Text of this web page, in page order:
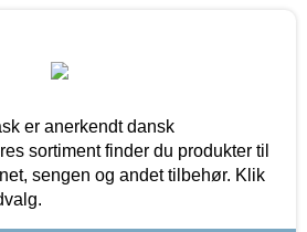
er anerkendt dansk
sortiment finder du produkter til
sengen og andet tilbehør. Klik